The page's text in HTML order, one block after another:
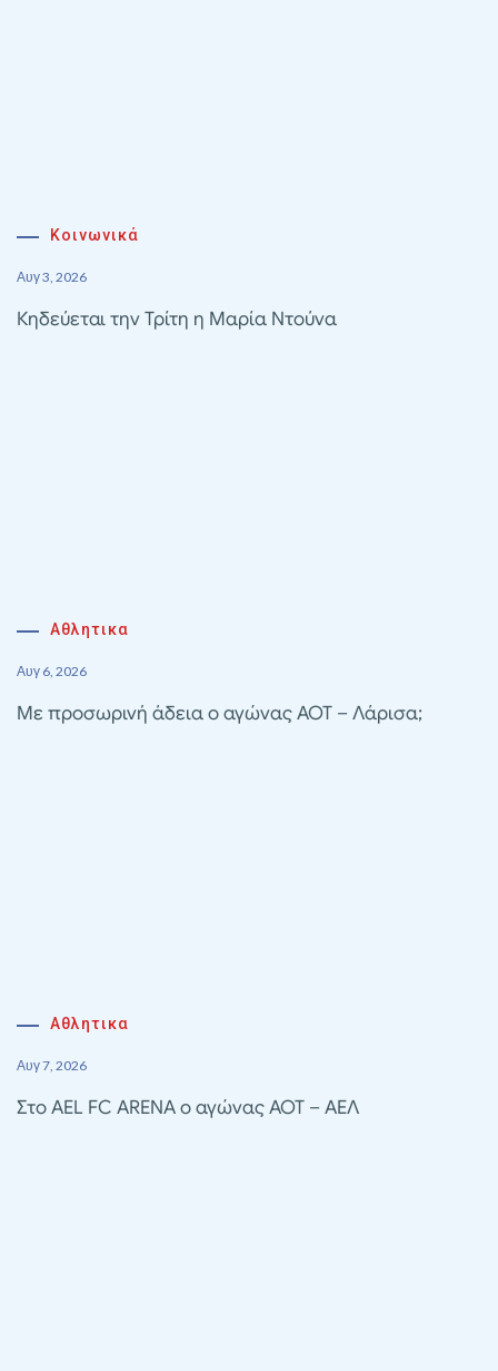
Κοινωνικά
Αυγ 3, 2026
Κηδεύεται την Τρίτη η Μαρία Ντούνα
Αθλητικα
Αυγ 6, 2026
Με προσωρινή άδεια ο αγώνας ΑΟΤ – Λάρισα;
Αθλητικα
Αυγ 7, 2026
Στο AEL FC ARENA ο αγώνας ΑΟΤ – ΑΕΛ